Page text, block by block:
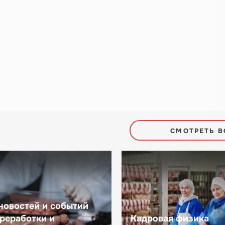
СМОТРЕТЬ
и событий
и
Кадровая физика